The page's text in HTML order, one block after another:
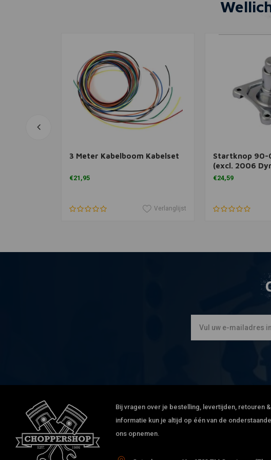
In winkelwagen
3 Meter Kabelboom Kabelset
€21,95
Verlanglijst
In
Startknop 90-
(excl. 2006
XL1200; 95-20
€24,59
Bij vragen over je bestelling, levertijden, retouren
informatie kun je altijd op één van de
ons opnemen.